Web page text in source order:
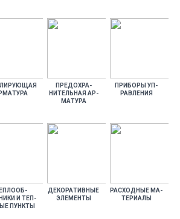
ПРЕ­ДОХ­РА­
НИТЕЛЬ­НАЯ АР­
МА­ТУРА
ПРИ­БОРЫ УП­
РАВЛЕ­НИЯ
И ТЕП­
ПУН­КТЫ
ДЕ­КОРА­ТИВ­НЫЕ
ЭЛЕ­МЕН­ТЫ
РАС­ХОДНЫЕ МА­
ТЕРИ­АЛЫ